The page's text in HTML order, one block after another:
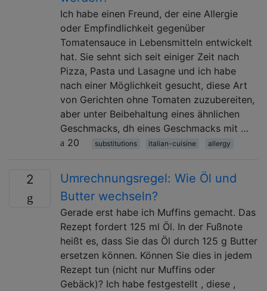
Ich habe einen Freund, der eine Allergie
oder Empfindlichkeit gegenüber
Tomatensauce in Lebensmitteln entwickelt
hat. Sie sehnt sich seit einiger Zeit nach
Pizza, Pasta und Lasagne und ich habe
nach einer Möglichkeit gesucht, diese Art
von Gerichten ohne Tomaten zuzubereiten,
aber unter Beibehaltung eines ähnlichen
Geschmacks, dh eines Geschmacks mit …
20
substitutions italian-cuisine allergy
2
Umrechnungsregel: Wie Öl und
Butter wechseln?
Gerade erst habe ich Muffins gemacht. Das
Rezept fordert 125 ml Öl. In der Fußnote
heißt es, dass Sie das Öl durch 125 g Butter
ersetzen können. Können Sie dies in jedem
Rezept tun (nicht nur Muffins oder
Gebäck)? Ich habe festgestellt , diese ,